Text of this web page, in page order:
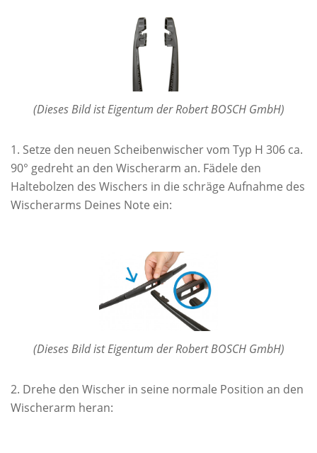
(Dieses Bild ist Eigentum der Robert BOSCH GmbH)
Setze den neuen Scheibenwischer vom Typ H 306 ca.
90° gedreht an den Wischerarm an. Fädele den
Haltebolzen des Wischers in die schräge Aufnahme des
Wischerarms Deines Note ein:
(Dieses Bild ist Eigentum der Robert BOSCH GmbH)
Drehe den Wischer in seine normale Position an den
Wischerarm heran: